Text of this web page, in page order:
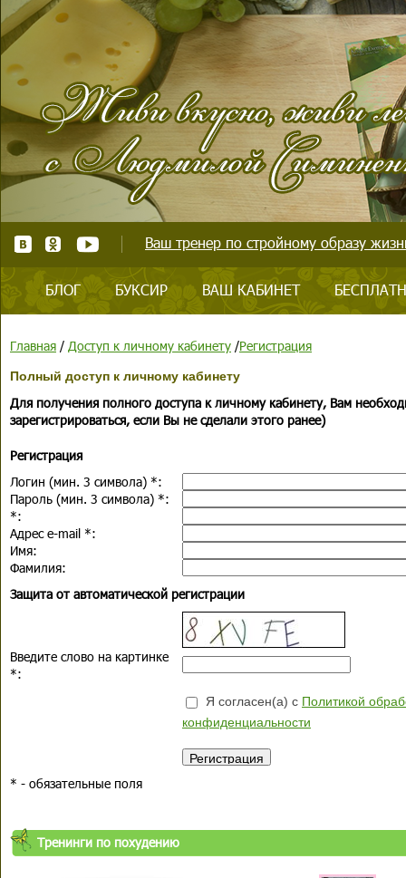
Ваш тренер по стройному образу
БЛОГ БУКСИР ВАШ КАБИНЕТ
Главная / Доступ к личному кабинету /Регистрация
Полный доступ к личному кабинету
Для получения полного доступа к личному кабинету, Вам
зарегистрироваться, если Вы не сделали этого ранее)
Регистрация
Логин (мин. 3 символа) *:
Пароль (мин. 3 символа) *:
*:
Адрес e-mail *:
Имя:
Фамилия:
Защита от автоматической регистрации
Введите слово на картинке
*:
Я согласен(а) с Политикой
конфиденциальности
* - обязательные поля
Тренинги по похудению